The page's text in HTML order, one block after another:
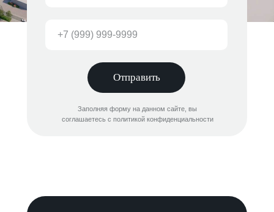
Отправить
Заполняя форму на данном сайте, вы
соглашаетесь с политикой конфиденциальности